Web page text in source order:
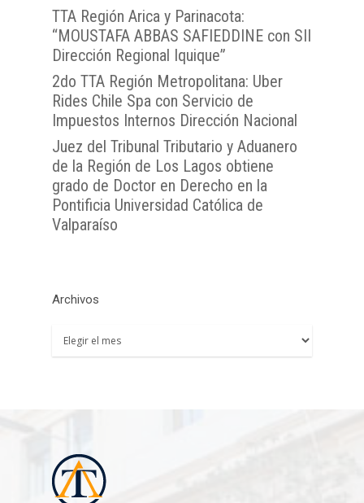
TTA Región Arica y Parinacota:
“MOUSTAFA ABBAS SAFIEDDINE con SII
Dirección Regional Iquique”
2do TTA Región Metropolitana: Uber
Rides Chile Spa con Servicio de
Impuestos Internos Dirección Nacional
Juez del Tribunal Tributario y Aduanero
de la Región de Los Lagos obtiene
grado de Doctor en Derecho en la
Pontificia Universidad Católica de
Valparaíso
Archivos
Archivos
Antofagasta
TTA de la Región de
Coquimbo
Metropolitana
Libertador General
O`Higgins
TTA de la Región del
TTA de la Región de
TTA de la Región de
TTA de la Región de
TTA de la Región de
del General Carlos
Campo
Atención Soporte
Lunes a Viernes entre
08:00 a 17:00